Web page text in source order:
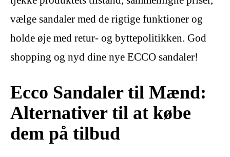
vælge sandaler med de rigtige funktioner og
holde øje med retur- og byttepolitikken. God
shopping og nyd dine nye ECCO sandaler!
Ecco Sandaler til Mænd:
Alternativer til at købe
dem på tilbud